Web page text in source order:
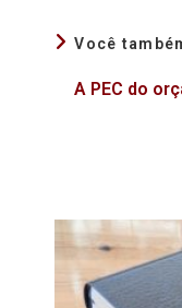
Você
A PEC do